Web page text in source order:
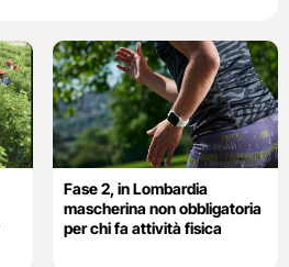
Fase 2, in Lombardia
mascherina non obbligatoria
per chi fa attività fisica